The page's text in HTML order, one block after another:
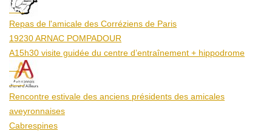
Aoû
Repas de l'amicale des Corréziens de Paris
19230 ARNAC POMPADOUR
A15h30 visite guidée du centre d’entraînement + hippodrome
25
Aoû
Rencontre estivale des anciens présidents des amicales
aveyronnaises
Cabrespines